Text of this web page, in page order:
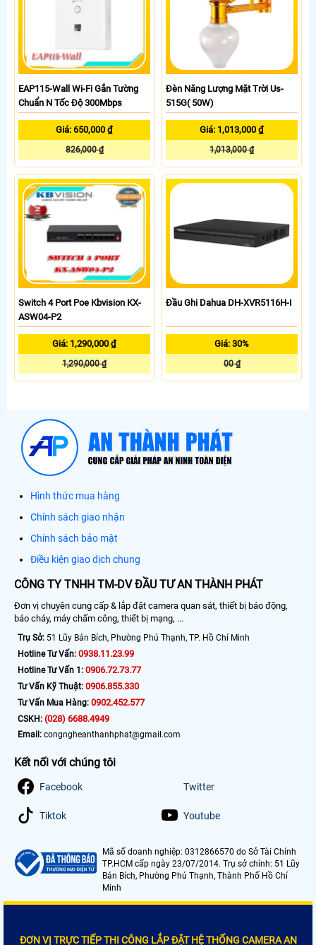
EAP115-Wall Wi-Fi Gắn Tường
Chuẩn N Tốc Độ 300Mbps
Giá: 650,000 ₫
826,000 ₫
Đèn Năng Lượng Mặt Trời Us-
515G( 50W)
Giá: 1,013,000 ₫
1,013,000 ₫
Switch 4 Port Poe Kbvision KX-
ASW04-P2
Giá: 1,290,000 ₫
1,290,000 ₫
Đầu Ghi Dahua DH-XVR5116H-I
Giá: 30%
00 ₫
Hình thức mua hàng
Chính sách giao nhận
Chính sách bảo mật
Điều kiện giao dịch chung
CÔNG TY TNHH TM-DV ĐẦU TƯ AN THÀNH PHÁT
Đơn vị chuyên cung cấp & lắp đặt camera quan sát, thiết bị báo động,
báo cháy, máy chấm công, thiết bị mạng, ...
Trụ Sở: 51 Lũy Bán Bích, Phường Phú Thạnh, TP. Hồ Chí Minh
Hotline Tư Vấn: 0938.11.23.99
Hotline Tư Vấn 1: 0906.72.73.77
Tư Vấn Kỹ Thuật: 0906.855.330
Tư Vấn Mua Hàng: 0902.452.577
CSKH: (028) 6688.4949
Email: congngheanthanhphat@gmail.com
Kết nối với chúng tôi
Facebook Twitter
Tiktok Youtube
Mã số doanh nghiệp: 0312866570 do Sở Tài Chính
TP.HCM cấp ngày 23/07/2014. Trụ sở chính: 51 Lũy
Bán Bích, Phường Phú Thạnh, Thành Phố Hồ Chí
Minh
ĐƠN VỊ TRỰC TIẾP THI CÔNG LẮP ĐẶT HỆ THỐNG CAMERA AN